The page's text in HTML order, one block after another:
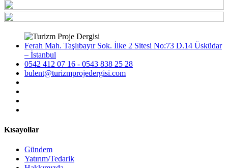
Ferah Mah. Taşlıbayır Sok. İlke 2 Sitesi No:73 D.14 Üsküdar
– İstanbul
0542 412 07 16 - 0543 838 25 28
bulent@turizmprojedergisi.com
Kısayollar
Gündem
Yatırım/Tedarik